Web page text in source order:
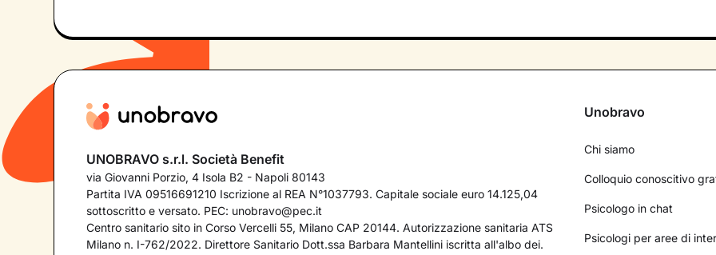
UNOBRAVO s.r.l. Società Benefit
via Giovanni Porzio, 4 Isola B2 - Napoli 80143
Partita IVA 09516691210 Iscrizione al REA N°1037793. Capitale sociale euro 14.125,04
sottoscritto e versato. PEC: unobravo@pec.it
Centro sanitario sito in Corso Vercelli 55, Milano CAP 20144. Autorizzazione sanitaria ATS
Milano n. I-762/2022. Direttore Sanitario Dott.ssa Barbara Mantellini iscritta all'albo dei.
Unobravo
Chi siamo
Colloquio conoscitivo
Psicologo in chat
Psicologi per aree di